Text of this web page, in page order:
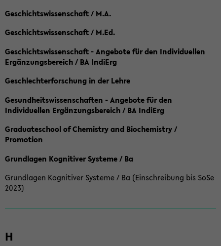
Geschichtswissenschaft / M.A.
Geschichtswissenschaft / M.Ed.
Geschichtswissenschaft - Angebote für den Individuellen
Ergänzungsbereich / BA IndiErg
Geschlechterforschung in der Lehre
Gesundheitswissenschaften - Angebote für den
Individuellen Ergänzungsbereich / BA IndiErg
Graduateschool of Chemistry and Biochemistry /
Promotion
Grundlagen Kognitiver Systeme / Ba
Grundlagen Kognitiver Systeme / Ba (Einschreibung bis SoSe
2023)
H